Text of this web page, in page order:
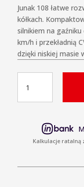
Junak 108 łatwe
kółkach.
silnikiem na
km/h i przekładnią
dzięki niskiej masie
Skuter
Junak
Kalkulacje ratalną